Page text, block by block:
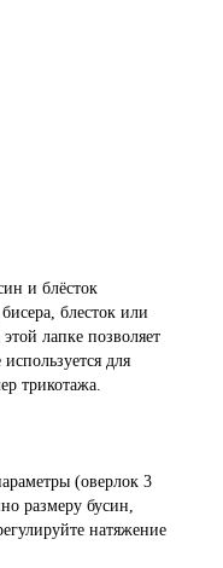
и блёсток
блесток или
лапке позволяет
для
трикотажа.
(оверлок 3
размеру бусин,
натяжение